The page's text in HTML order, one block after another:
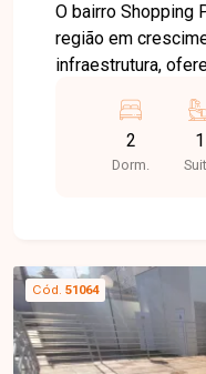
O bairro Shopping
região em
infraestrutura,
2 quartos sendo
distribuídos sendo
com cooktop,
festas, espaço
contato com a
informações e
2
Dorm.
1
Cód. 51064